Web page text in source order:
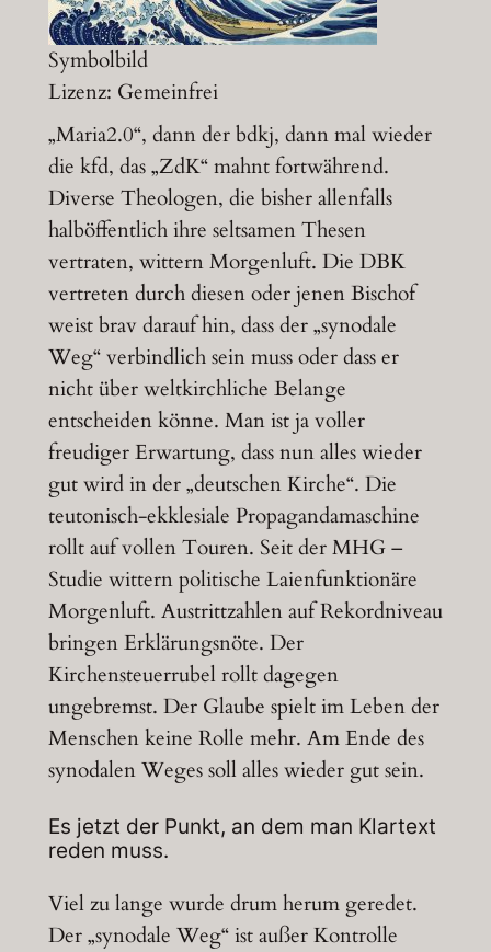
Symbolbild
Lizenz: Gemeinfrei
„Maria2.0“, dann der bdkj, dann mal wieder
die kfd, das „ZdK“ mahnt fortwährend.
Diverse Theologen, die bisher allenfalls
halböffentlich ihre seltsamen Thesen
vertraten, wittern Morgenluft. Die DBK
vertreten durch diesen oder jenen Bischof
weist brav darauf hin, dass der „synodale
Weg“ verbindlich sein muss oder dass er
nicht über weltkirchliche Belange
entscheiden könne. Man ist ja voller
freudiger Erwartung, dass nun alles wieder
gut wird in der „deutschen Kirche“. Die
teutonisch-ekklesiale Propagandamaschine
rollt auf vollen Touren. Seit der MHG –
Studie wittern politische Laienfunktionäre
Morgenluft. Austrittzahlen auf Rekordniveau
bringen Erklärungsnöte. Der
Kirchensteuerrubel rollt dagegen
ungebremst. Der Glaube spielt im Leben der
Menschen keine Rolle mehr. Am Ende des
synodalen Weges soll alles wieder gut sein.
Es jetzt der Punkt, an dem man Klartext
reden muss.
Viel zu lange wurde drum herum geredet.
Der „synodale Weg“ ist außer Kontrolle